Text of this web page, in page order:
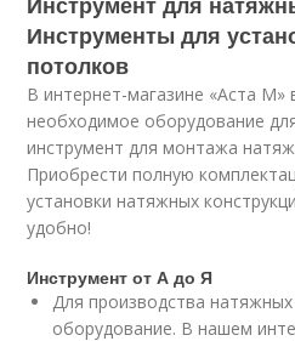
Инструменты для
потолков
В интернет-магазине «Аста М»
необходимое оборудование
инструмент для монтажа
Приобрести полную
установки натяжных
удобно!
Инструмент от А до Я
Для производства
оборудование. В нашем